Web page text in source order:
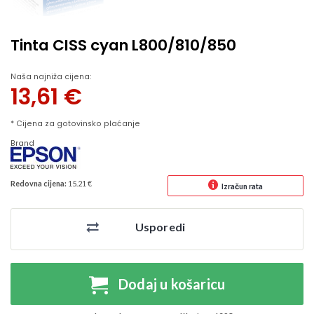
Tinta CISS cyan L800/810/850
Naša najniža cijena:
13,61 €
* Cijena za gotovinsko plaćanje
Brand
Redovna cijena: 15.21 € Izračun rata
Usporedi
Dodaj u košaricu